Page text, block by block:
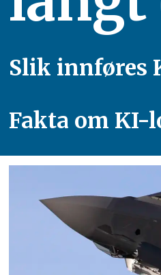
Slik innføres
Fakta om KI-